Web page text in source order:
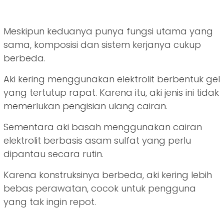
Meskipun keduanya punya fungsi utama yang
sama, komposisi dan sistem kerjanya cukup
berbeda.
Aki kering menggunakan elektrolit berbentuk gel
yang tertutup rapat. Karena itu, aki jenis ini tidak
memerlukan pengisian ulang cairan.
Sementara aki basah menggunakan cairan
elektrolit berbasis asam sulfat yang perlu
dipantau secara rutin.
Karena konstruksinya berbeda, aki kering lebih
bebas perawatan, cocok untuk pengguna
yang tak ingin repot.